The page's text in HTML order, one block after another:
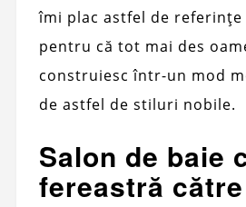
îmi plac astfel de referințe
pentru că tot mai des
construiesc într-un mod
de astfel de stiluri nobile.
Salon de baie
fereastră